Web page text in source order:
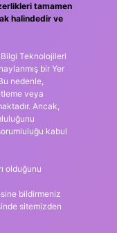
tamamen
halindedir ve
Teknolojileri
bir Yer
nedenle,
veya
Ancak,
kabul
olduğunu
bildirmeniz
sitemizden